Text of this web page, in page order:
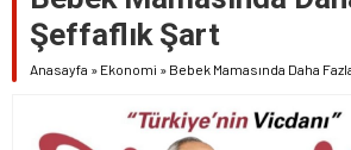
Şeffaflık Şart
Anasayfa » Ekonomi » Bebek Mamasında Daha